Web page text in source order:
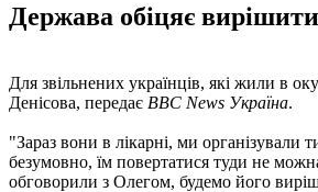
Держава обіцяє
Для звільнених українців, які жили в
Денісова, передає BBC News Україна.
"Зараз вони в лікарні, ми
безумовно, їм повертатися туди не
обговорили з Олегом, будемо його